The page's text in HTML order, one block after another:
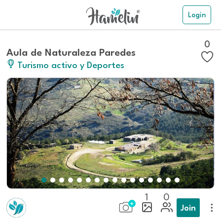
Login
Aula de Naturaleza Paredes
Turismo activo y Deportes
0
1 0
Join